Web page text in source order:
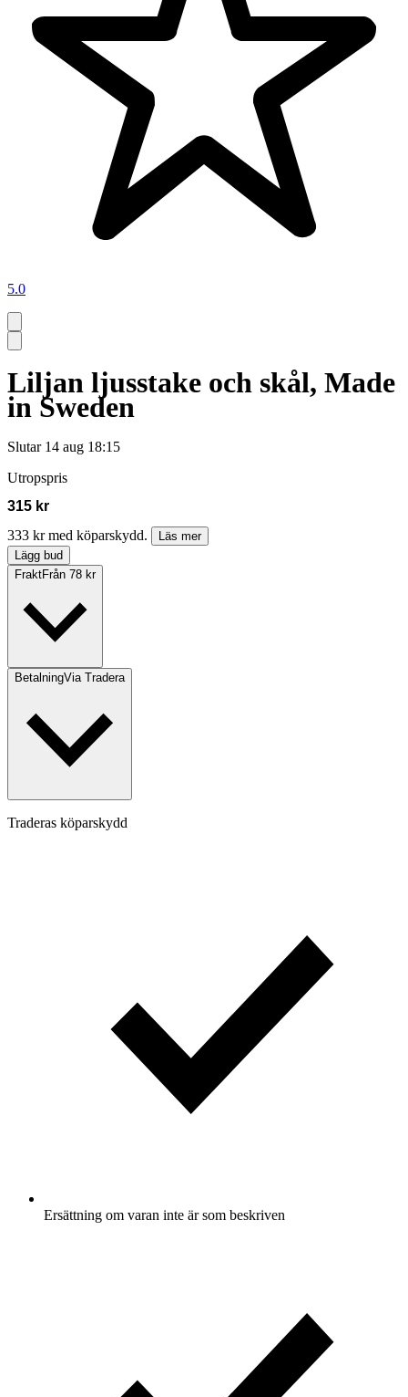
5.0
Liljan ljusstake och skål, Made
in Sweden
Slutar 14 aug 18:15
Utropspris
315 kr
333 kr med köparskydd.
Läs mer
Lägg bud
FraktFrån 78 kr
BetalningVia Tradera
Traderas köparskydd
Ersättning om varan inte är som beskriven